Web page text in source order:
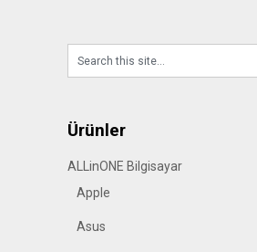
Ürünler
ALLinONE Bilgisayar
Apple
Asus